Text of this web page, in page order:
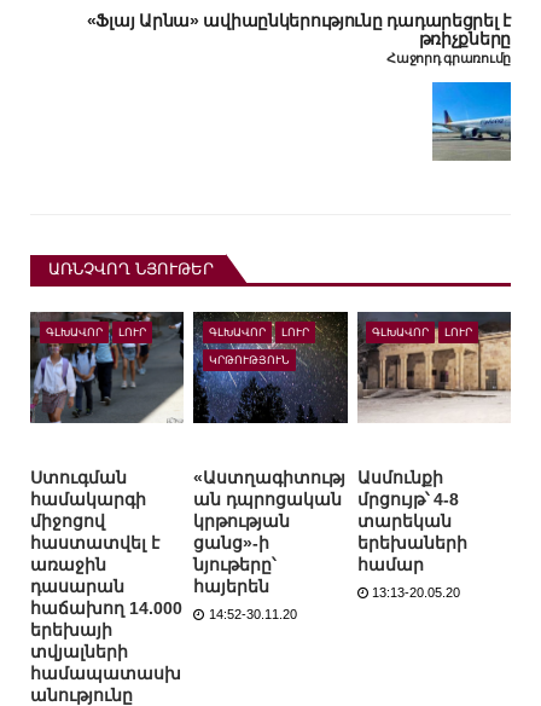
«Ֆլայ Արնա» ավիաընկերությունը դադարեցրել է
թռիչքները
Հաջորդ գրառումը
ԱՌՆՉՎՈՂ ՆՅՈՒԹԵՐ
ԳԼԽԱՎՈՐ ԼՈՒՐ
Ստուգման
համակարգի
միջոցով
հաստատվել է
առաջին
դասարան
հաճախող 14.000
երեխայի
տվյալների
համապատասխ
անությունը
ԳԼԽԱՎՈՐ ԼՈՒՐ
ԿՐԹՈՒԹՅՈՒՆ
«Աստղագիտությ
ան դպրոցական
կրթության
ցանց»-ի
նյութերը՝
հայերեն
14:52-30.11.20
ԳԼԽԱՎՈՐ ԼՈՒՐ
Ասմունքի
մրցույթ՝ 4-8
տարեկան
երեխաների
համար
13:13-20.05.20